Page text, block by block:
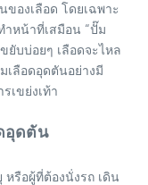
ของเลือด โดยเฉพาะ
ำหน้าที่เสมือน “ปั๊ม
ยับบ่อยๆ เลือดจะไหล
เลือดอุดตันอย่างมี
เขย่งเท้า
อุดตัน
รือผู้ที่ต้องนั่งรถ เดิน